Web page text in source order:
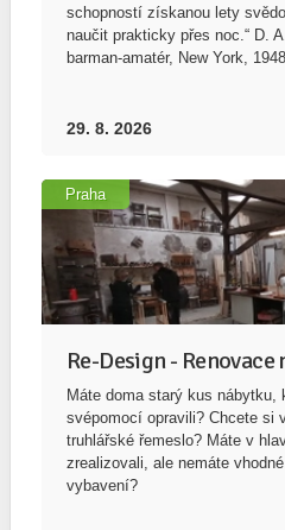
schopností získanou lety
naučit prakticky přes noc.“ D.
barman-amatér, New York, 1948
29. 8. 2026
Re-Design - Renovace
Máte doma starý kus nábytku,
svépomocí opravili? Chcete si
truhlářské řemeslo? Máte v
zrealizovali, ale nemáte
vybavení?
Praha